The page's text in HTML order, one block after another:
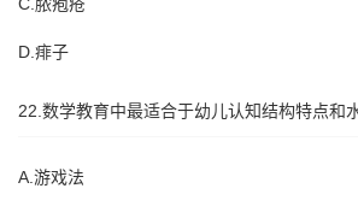
D.痱子
22.数学教育中最适合于幼儿认知结构特点和
A.游戏法